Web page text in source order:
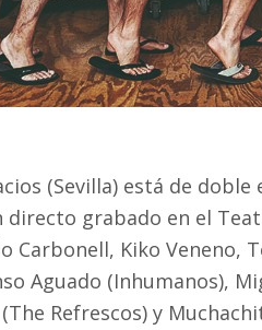
(Sevilla) está de
directo grabado en el
Carbonell, Kiko Veneno,
Aguado (Inhumanos),
Refrescos) y